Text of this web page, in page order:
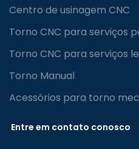
Centro de usinagem CNC
Torno CNC para serviços
Torno CNC para serviços
Torno Manual
Acessórios para torno
Entre em contato conosco